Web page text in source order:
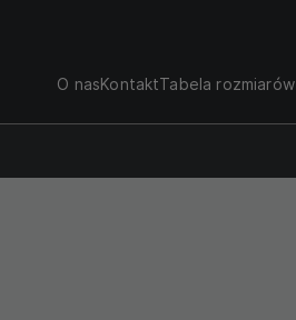
O nasKontaktTabela rozmiarów